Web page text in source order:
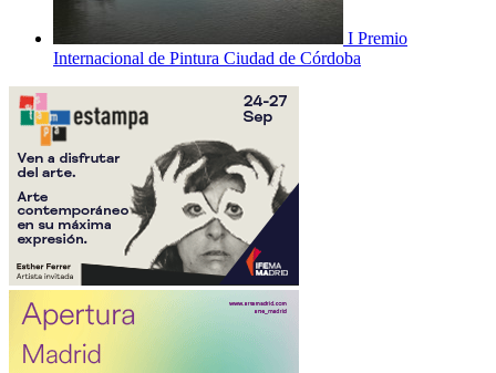
I Premio
Internacional de Pintura Ciudad de Córdoba